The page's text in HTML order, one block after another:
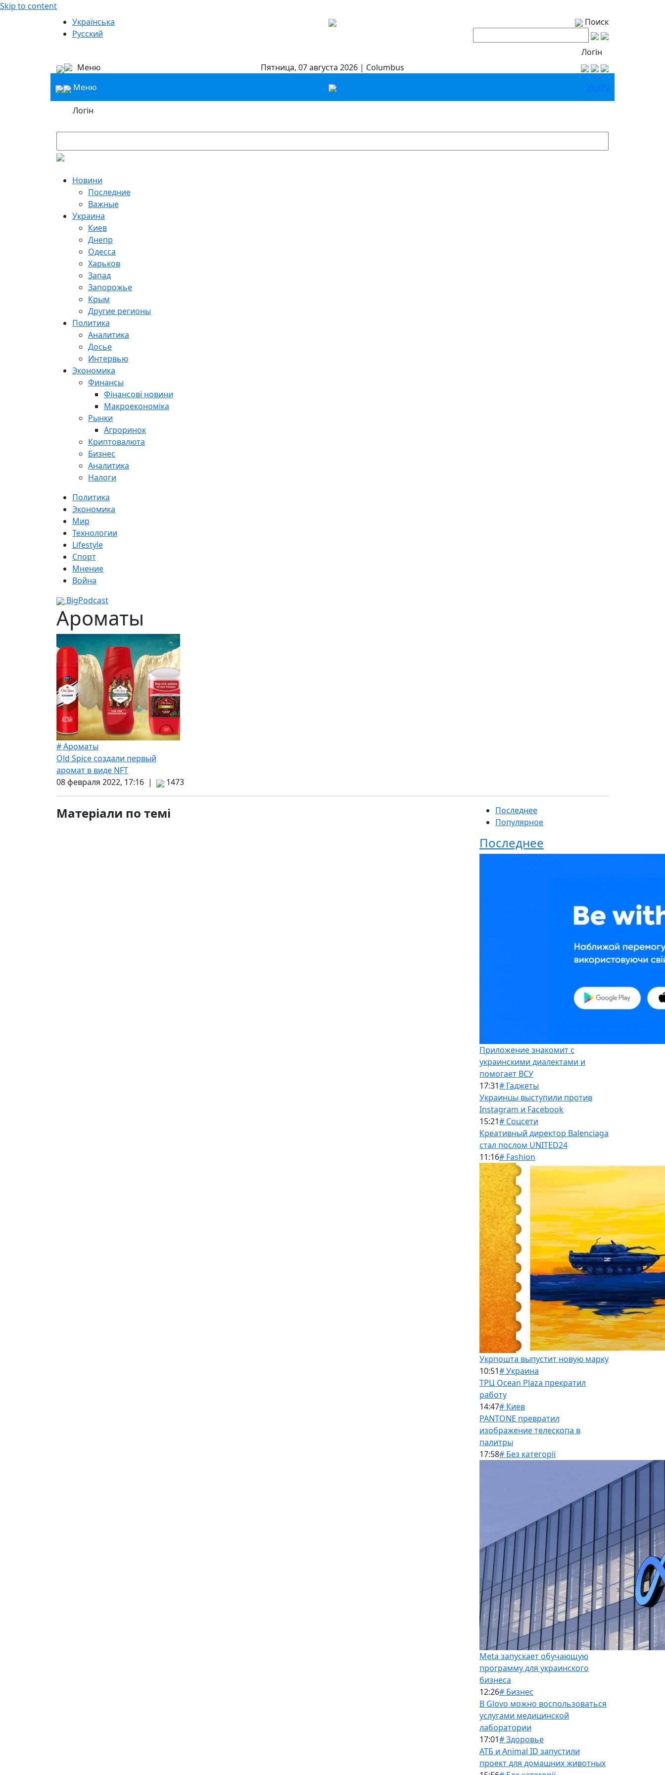
Skip to content
Українська
Русский
Поиск
Логін
Меню
Пятница, 07 августа 2026 | Columbus
Меню
УкрРу
Логін
Новини
Последние
Важные
Украина
Киев
Днепр
Одесса
Харьков
Запад
Запорожье
Крым
Другие регионы
Политика
Аналитика
Досье
Интервью
Экономика
Финансы
Фінансові новини
Макроекономіка
Рынки
Агроринок
Криптовалюта
Бизнес
Аналитика
Налоги
Политика
Экономика
Мир
Технологии
Lifestyle
Спорт
Мнение
Война
BigPodcast
Ароматы
# Ароматы
Old Spice создали первый
аромат в виде NFT
08 февраля 2022, 17:16 |
1473
Матеріали по темі
Последнее
Популярное
Последнее
Приложение знакомит с
украинскими диалектами и
помогает ВСУ
17:31# Гаджеты
Украинцы выступили против
Instagram и Facebook
15:21# Соцсети
Креативный директор Balenciaga
стал послом UNITED24
11:16# Fashion
Укрпошта выпустит новую марку
10:51# Украина
ТРЦ Ocean Plaza прекратил
работу
14:47# Киев
PANTONE превратил
изображение телескопа в
палитры
17:58# Без категорії
Meta запускает обучающую
программу для украинского
бизнеса
12:26# Бизнес
В Glovo можно воспользоваться
услугами медицинской
лаборатории
17:01# Здоровье
АТБ и Animal ID запустили
проект для домашних животных